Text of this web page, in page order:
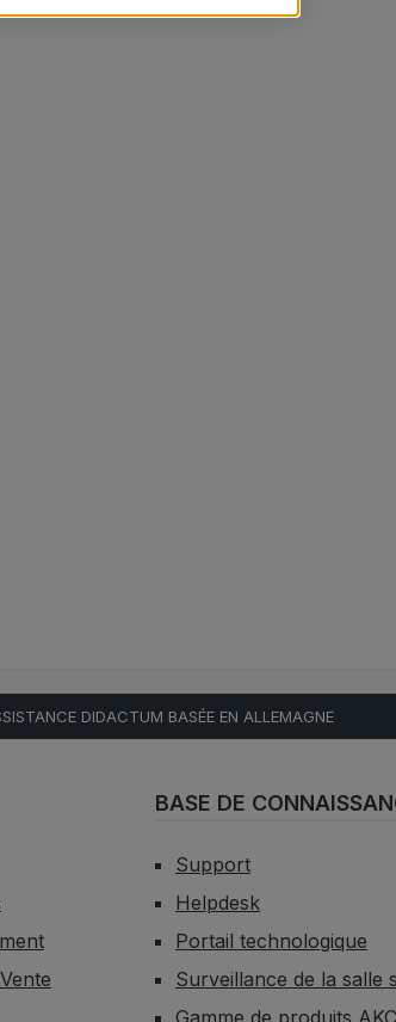
DIDACTUM BASÉE EN ALLEMAGNE
BASE DE
Support
Helpdesk
Portail technologique
Surveillance de la salle
Gamme de produits